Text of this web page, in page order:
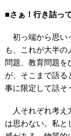
■さぁ！行き詰っ
初っ端から思い
も、これが大半
問題、教育問題を
が、そこまで語る
事に限定して話そ
人それぞれ考え
は思わない。私と